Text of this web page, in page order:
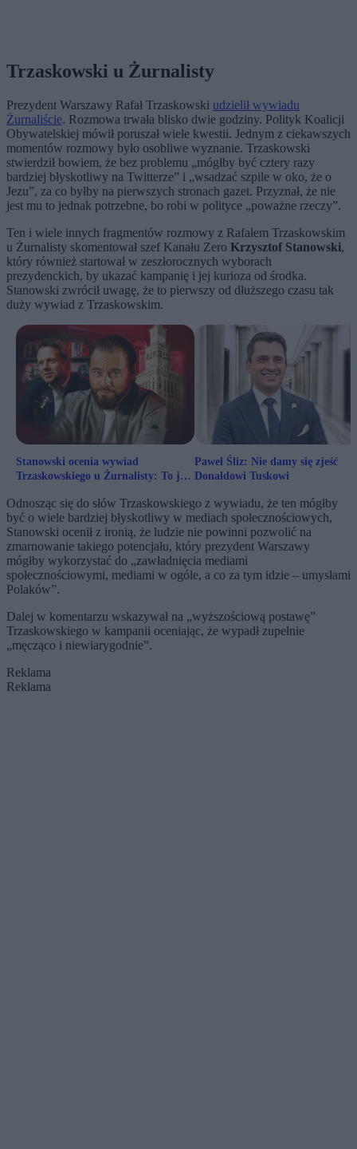
Trzaskowski u Żurnalisty
Prezydent Warszawy Rafał Trzaskowski udzielił wywiadu
Żurnaliście. Rozmowa trwała blisko dwie godziny. Polityk Koalicji
Obywatelskiej mówił poruszał wiele kwestii. Jednym z ciekawszych
momentów rozmowy było osobliwe wyznanie. Trzaskowski
stwierdził bowiem, że bez problemu „mógłby być cztery razy
bardziej błyskotliwy na Twitterze” i „wsadzać szpile w oko, że o
Jezu”, za co byłby na pierwszych stronach gazet. Przyznał, że nie
jest mu to jednak potrzebne, bo robi w polityce „poważne rzeczy”.
Ten i wiele innych fragmentów rozmowy z Rafałem Trzaskowskim
u Żurnalisty skomentował szef Kanału Zero Krzysztof Stanowski,
który również startował w zeszłorocznych wyborach
prezydenckich, by ukazać kampanię i jej kurioza od środka.
Stanowski zwrócił uwagę, że to pierwszy od dłuższego czasu tak
duży wywiad z Trzaskowskim.
Stanowski ocenia wywiad
Trzaskowskiego u Żurnalisty: To jest
Paweł Śliz: Nie damy się zjeść
Donaldowi Tuskowi
Odnosząc się do słów Trzaskowskiego z wywiadu, że ten mógłby
być o wiele bardziej błyskotliwy w mediach społecznościowych,
Stanowski ocenił z ironią, że ludzie nie powinni pozwolić na
zmarnowanie takiego potencjału, który prezydent Warszawy
mógłby wykorzystać do „zawładnięcia mediami
społecznościowymi, mediami w ogóle, a co za tym idzie – umysłami
Polaków”.
Dalej w komentarzu wskazywał na „wyższościową postawę”
Trzaskowskiego w kampanii oceniając, że wypadł zupełnie
„męcząco i niewiarygodnie”.
Reklama
Reklama